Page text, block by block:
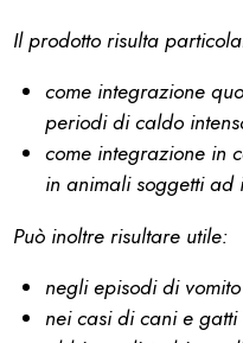
Il prodotto risulta
come integrazione
periodi di caldo
come integrazione in
in animali soggetti ad
Può inoltre risultare utile:
negli episodi di
nei casi di cani e